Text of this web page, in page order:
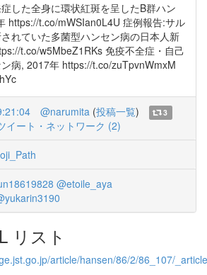
した全身に環状紅斑を呈したB群ハン
https://t.co/mWSIan0L4U 症例報告:サル
れていた多菌型ハンセン病の日本人新
t.co/w5MbeZ1RKs 免疫不全症・自己
病, 2017年 https://t.co/zuTpvnWmxM
@narumita (投稿一覧)
3
イート・ネットワーク (2)
@etoile_aya
リスト
article/hansen/86/2/86_107/